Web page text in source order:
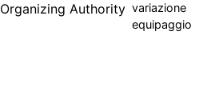
Organizing Authority variazione
equipaggio